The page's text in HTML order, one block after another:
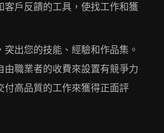
戶反饋的工具，使找工作和獲
出您的技能、經驗和作品集。
職業者的收費來設置有競爭力
付高品質的工作來獲得正面評